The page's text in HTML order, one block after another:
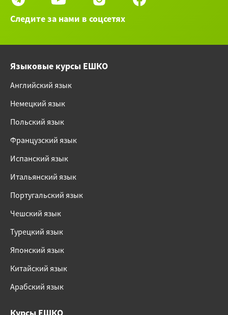
Следите за нами в соцсетях
Языковые курсы ЕШКО
Английский язык
Немецкий язык
Польский язык
Французский язык
Испанский язык
Итальянский язык
Португальский язык
Чешский язык
Турецкий язык
Японский язык
Китайский язык
Арабский язык